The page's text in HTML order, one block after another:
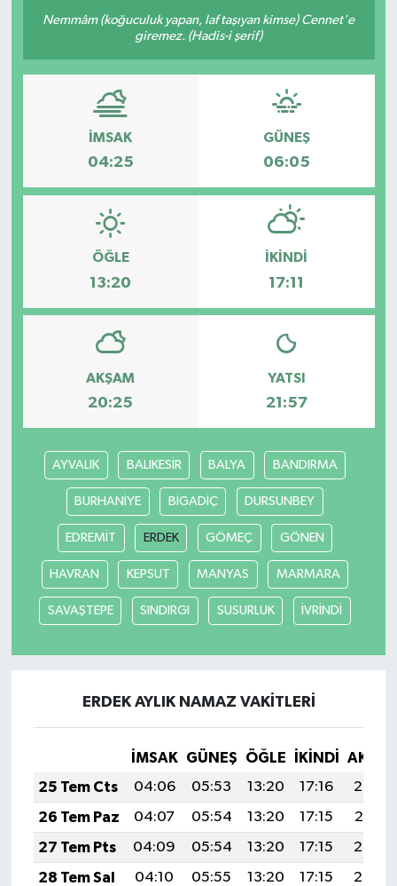
Nemmâm (koğuculuk yapan, laf taşıyan kimse) Cennet'e
giremez. (Hadis-i şerif)
İMSAK
04:25
GÜNEŞ
06:05
ÖĞLE
13:20
İKINDI
17:11
AKŞAM
20:25
YATSI
21:57
AYVALIK BALIKESİR BALYA BANDIRMA
BURHANİYE BİGADİÇ DURSUNBEY
EDREMİT ERDEK GÖMEÇ GÖNEN
HAVRAN KEPSUT MANYAS MARMARA
SAVAŞTEPE SINDIRGI SUSURLUK İVRİNDİ
ERDEK AYLIK NAMAZ VAKITLERI
İMSAK GÜNEŞ ÖĞLE İKINDI
25 Tem Cts
04:06 05:53 13:20 17:16
20:38
26 Tem Paz
04:07 05:54 13:20 17:15
20:37
27 Tem Pts
04:09 05:54 13:20 17:15
20:36
28 Tem Sal
04:10 05:55 13:20 17:15
20:36
OTO DETAY
SAĞLIK
SON DAKİKA
SPOR
FİNANS